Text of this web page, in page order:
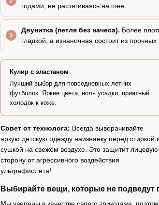
годами, не растягиваясь на шее.
Двунитка (петля без начеса). Более
гладкой, а изнаночная состоит из
Кулир с эластаном
Лучший выбор для повседневных летних
футболок. Яркие цвета, ноль усадки, приятный
холодок к коже.
Совет от технолога: Всегда выворачивайте
яркую детскую одежду наизнанку перед стиркой
сушкой на свежем воздухе. Это защитит лицевую
сторону от агрессивного воздействия
ультрафиолета!
Выбирайте вещи, которые не подведут